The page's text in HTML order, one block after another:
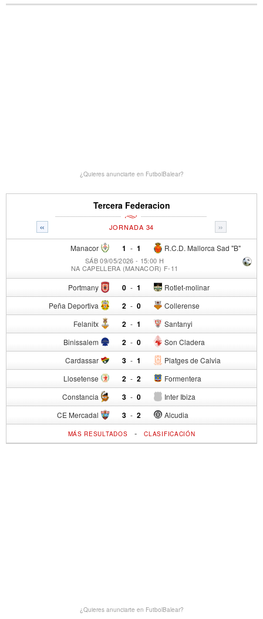
¿Quieres anunciarte en FutbolBalear?
Tercera Federacion
« »
JORNADA 34
Manacor 1 - R.C.D. Mallorca Sad "B"
1
SÁB 09/05/2026 - 15:00 H
NA CAPELLERA (MANACOR) F-11
Portmany 0 - Rotlet-molinar
1
Peña Deportiva 2 - Collerense
0
Felanitx 2 - Santanyi
1
Binissalem 2 - Son Cladera
0
Cardassar 3 - Platges de Calvia
1
Llosetense 2 - Formentera
2
Constancia 3 - Inter Ibiza
0
CE Mercadal 3 - Alcudia
2
MÁS RESULTADOS -CLASIFICACIÓN
¿Quieres anunciarte en FutbolBalear?